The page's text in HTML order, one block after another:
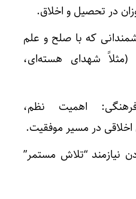
در تحصیل و اخلاق.
که با صلح و علم
شهدای هسته‌ای،
اهمیت نظم،
در مسیر موفقیت.
نیازمند “تلاش مستمر”